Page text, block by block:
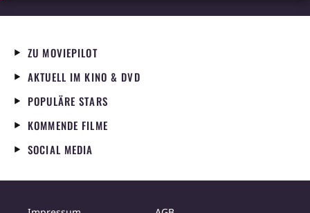
ZU MOVIEPILOT
AKTUELL IM KINO & DVD
POPULÄRE STARS
KOMMENDE FILME
SOCIAL MEDIA